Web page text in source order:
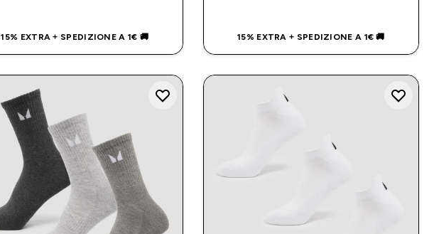
15% EXTRA + SPEDIZIONE A 1€ 🚚 15% EXTRA + SPEDIZIONE A 1€ 🚚